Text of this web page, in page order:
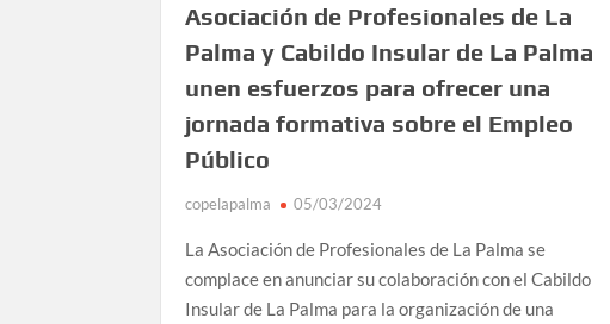
Asociación de Profesionales de La
Palma y Cabildo Insular de La Palma
unen esfuerzos para ofrecer una
jornada formativa sobre el Empleo
Público
copelapalma 05/03/2024
La Asociación de Profesionales de La Palma se
complace en anunciar su colaboración con el Cabildo
Insular de La Palma para la organización de una